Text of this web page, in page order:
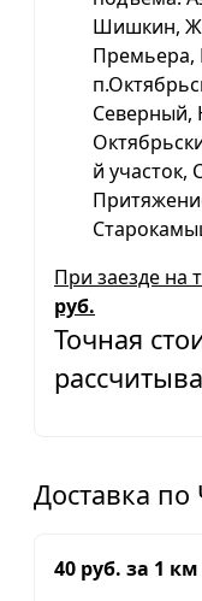
Шишкин,
Премьера,
Северный,
й участок,
При заезде на
руб.
Точная
Доставка по
40 руб. за 1 км